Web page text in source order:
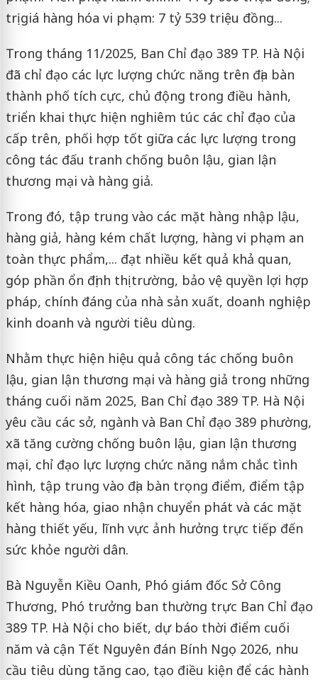
trị giá hàng hóa vi phạm: 7 tỷ 539 triệu đồng...
Trong tháng 11/2025, Ban Chỉ đạo 389 TP. Hà Nội
đã chỉ đạo các lực lượng chức năng trên địa bàn
thành phố tích cực, chủ động trong điều hành,
triển khai thực hiện nghiêm túc các chỉ đạo của
cấp trên, phối hợp tốt giữa các lực lượng trong
công tác đấu tranh chống buôn lậu, gian lận
thương mại và hàng giả.
Trong đó, tập trung vào các mặt hàng nhập lậu,
hàng giả, hàng kém chất lượng, hàng vi phạm an
toàn thực phẩm,... đạt nhiều kết quả khả quan,
góp phần ổn định thị trường, bảo vệ quyền lợi hợp
pháp, chính đáng của nhà sản xuất, doanh nghiệp
kinh doanh và người tiêu dùng.
Nhằm thực hiện hiệu quả công tác chống buôn
lậu, gian lận thương mại và hàng giả trong những
tháng cuối năm 2025, Ban Chỉ đạo 389 TP. Hà Nội
yêu cầu các sở, ngành và Ban Chỉ đạo 389 phường,
xã tăng cường chống buôn lậu, gian lận thương
mại, chỉ đạo lực lượng chức năng nắm chắc tình
hình, tập trung vào địa bàn trọng điểm, điểm tập
kết hàng hóa, giao nhận chuyển phát và các mặt
hàng thiết yếu, lĩnh vực ảnh hưởng trực tiếp đến
sức khỏe người dân.
Bà Nguyễn Kiều Oanh, Phó giám đốc Sở Công
Thương, Phó trưởng ban thường trực Ban Chỉ đạo
389 TP. Hà Nội cho biết, dự báo thời điểm cuối
năm và cận Tết Nguyên đán Bính Ngọ 2026, nhu
cầu tiêu dùng tăng cao, tạo điều kiện để các hành